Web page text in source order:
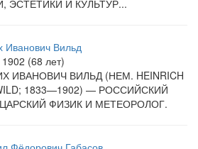
ЭСТЕТИКИ И КУЛЬТУР...
Иванович Вильд
(68 лет)
ИВАНОВИЧ ВИЛЬД (НЕМ. HEINRICH
1833—1902) — РОССИЙСКИЙ
ФИЗИК И МЕТЕОРОЛОГ.